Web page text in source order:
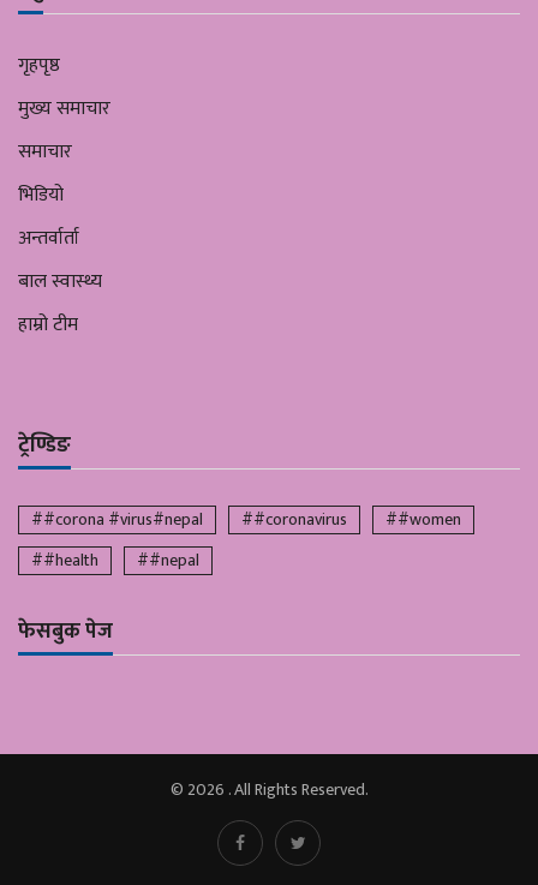
गृहपृष्ठ
मुख्य समाचार
समाचार
भिडियो
अन्तर्वार्ता
बाल स्वास्थ्य
हाम्रो टीम
ट्रेण्डिङ
##corona #virus#nepal ##coronavirus
##women
##health
##nepal
फेसबुक पेज
© 2026 . All Rights Reserved.